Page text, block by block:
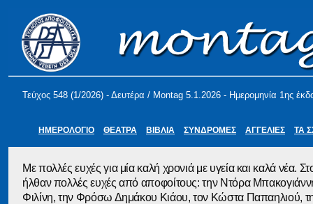
Τεύχος 548 (1/2026) - Δευτέρα / Montag 5.1.2026 - Ημερομηνία 1ης
ΗΜΕΡΟΛΟΓΙΟ ΘΕΑΤΡΑ ΒΙΒΛΙΑ ΣΥΝΔΡΟΜΕΣ ΑΓΓΕΛΙΕΣ ΤΑ
Με πολλές ευχές για μία καλή χρονιά με υγεία και καλά νέα.
ήλθαν πολλές ευχές από αποφοίτους: την Ντόρα
Φιλίνη, την Φρόσω Δημάκου Κιάου, τον Κώστα Παπαηλιού,